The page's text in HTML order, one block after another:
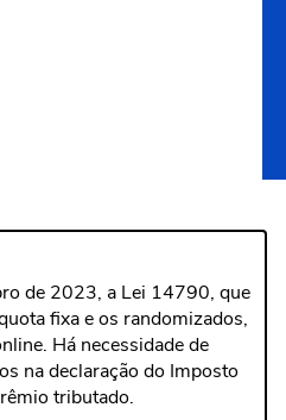
de 2023, a Lei 14790, que
fixa e os randomizados,
Há necessidade de
na declaração do Imposto
tributado.